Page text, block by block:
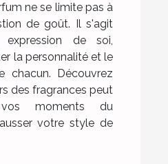
ne se limite pas à
de goût. Il s'agit
expression de soi,
la personnalité et le
chacun. Découvrez
des fragrances peut
vos moments du
votre style de